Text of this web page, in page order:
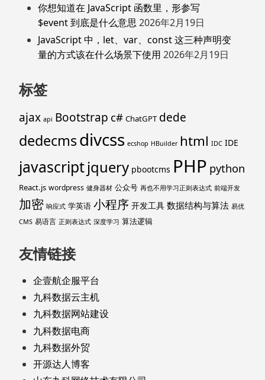
你想知道在 JavaScript 函数里，形参写
$event 到底是什么意思2026年2月19日
JavaScript 中，let、var、const 这三种声明变
量的方式该在什么场景下使用 2026年2月19日
标签
ajax api Bootstrap c# ChatGPT dede
dedecmsdivcss ecshop HBuilder html IDC IDE
javascriptjquery pbootcms PHP python
React.js wordpress 健身器材 公众号 再也不用学习正则表达式 前端开发
加密 响应式 学英语 小程序 开发工具 数据结构与算法 易优
CMS 易语言 正则表达式 深度学习 算法逻辑
友情链接
企壹航企服平台
九科数据云主机
九科数据网站建设
九科数据电商
九科数据外贸
开源达人博客